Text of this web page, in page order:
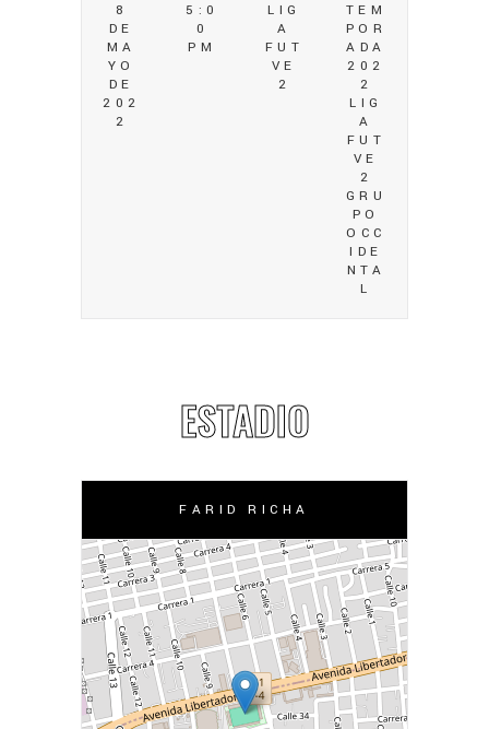
8
DE
MA
YO
DE
202
2
5:0
0
PM
LIG
A
FUT
VE
2
TEM
POR
ADA
202
2
LIG
A
FUT
VE
2
GRU
PO
OCC
IDE
NTA
L
ESTADIO
FARID RICHA